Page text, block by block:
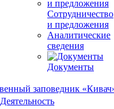
Сотрудничество
и предложения
Аналитические
сведения
Документы
Деятельность